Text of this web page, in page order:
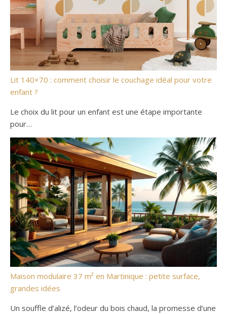
Lit 140×70 : comment choisir le couchage idéal pour votre
enfant ?
Le choix du lit pour un enfant est une étape importante
pour…
Maison modulaire 37 m² en Martinique : petite surface,
grandes idées
Un souffle d’alizé, l’odeur du bois chaud, la promesse d’une